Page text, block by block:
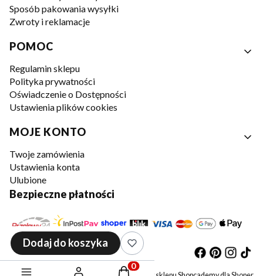
Sposób pakowania wysyłki
Zwroty i reklamacje
POMOC
Regulamin sklepu
Polityka prywatności
Oświadczenie o Dostępności
Ustawienia plików cookies
MOJE KONTO
Twoje zamówienia
Ustawienia konta
Ulubione
Bezpieczne płatności
Dodaj do koszyka
Produkty w koszyku: 0. Zobacz